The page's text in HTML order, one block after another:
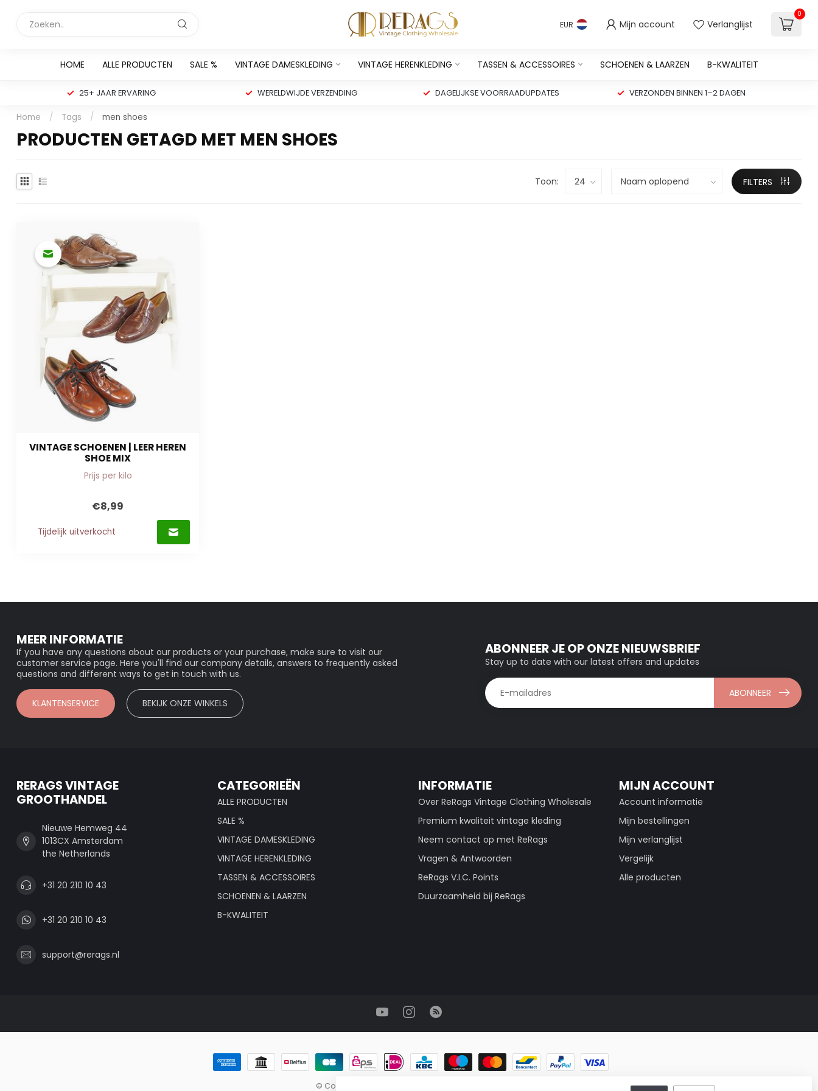
EUR Mijn account Verlanglijst
0
HOME ALLE PRODUCTEN SALE % VINTAGE DAMESKLEDING VINTAGE HERENKLEDING TASSEN & ACCESSOIRES SCHOENEN & LAARZEN B-KWALITEIT
25+ JAAR ERVARING WERELDWIJDE VERZENDING DAGELIJKSE VOORRAADUPDATES VERZONDEN BINNEN 1–2 DAGEN
Home / Tags / men shoes
PRODUCTEN GETAGD MET MEN SHOES
Toon: FILTERS
VINTAGE SCHOENEN | LEER HEREN
SHOE MIX
Prijs per kilo
€8,99
Tijdelijk uitverkocht
MEER INFORMATIE
If you have any questions about our products or your purchase, make sure to visit our
customer service page. Here you'll find our company details, answers to frequently asked
questions and different ways to get in touch with us.
KLANTENSERVICE BEKIJK ONZE WINKELS
ABONNEER JE OP ONZE NIEUWSBRIEF
Stay up to date with our latest offers and updates
ABONNEER
RERAGS VINTAGE
GROOTHANDEL
Nieuwe Hemweg 44
1013CX Amsterdam
the Netherlands
+31 20 210 10 43
+31 20 210 10 43
support@rerags.nl
CATEGORIEËN
ALLE PRODUCTEN
SALE %
VINTAGE DAMESKLEDING
VINTAGE HERENKLEDING
TASSEN & ACCESSOIRES
SCHOENEN & LAARZEN
B-KWALITEIT
INFORMATIE
Over ReRags Vintage Clothing Wholesale
Premium kwaliteit vintage kleding
Neem contact op met ReRags
Vragen & Antwoorden
ReRags V.I.C. Points
Duurzaamheid bij ReRags
MIJN ACCOUNT
Account informatie
Mijn bestellingen
Mijn verlanglijst
Vergelijk
Alle producten
© Copyright 2026 ReRags Vintage Groothandel